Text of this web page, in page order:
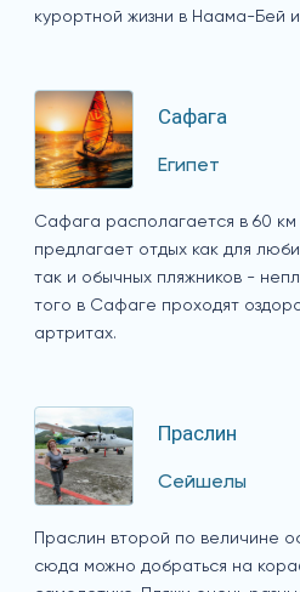
курортной жизни в Наама-Бей
Сафага
Египет
Сафага располагается в 60
предлагает отдых как для
так и обычных пляжников -
того в Сафаге проходят
артритах.
Праслин
Сейшелы
Праслин второй по величине
сюда можно добраться на